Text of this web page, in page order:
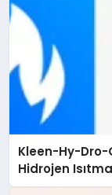
Kleen-Hy-Dro-
Hidrojen
Düzenleyici